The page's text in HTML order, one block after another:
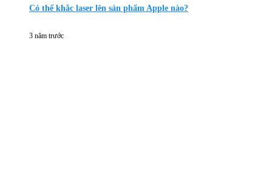
Có thể khắc laser lên sản phẩm Apple nào?
3 năm trước